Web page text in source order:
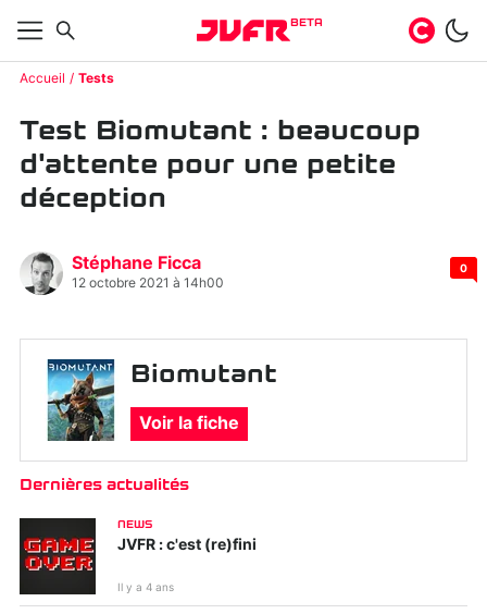
BETA
Accueil Tests
Test Biomutant : beaucoup
d'attente pour une petite
déception
Stéphane Ficca
12 octobre 2021 à 14h00
0
Biomutant
Voir la fiche
Dernières actualités
NEWS
JVFR : c'est (re)fini
Il y a 4 ans